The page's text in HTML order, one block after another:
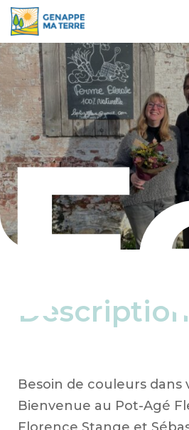
Description
Besoin de couleurs dans
Bienvenue au Pot-Agé